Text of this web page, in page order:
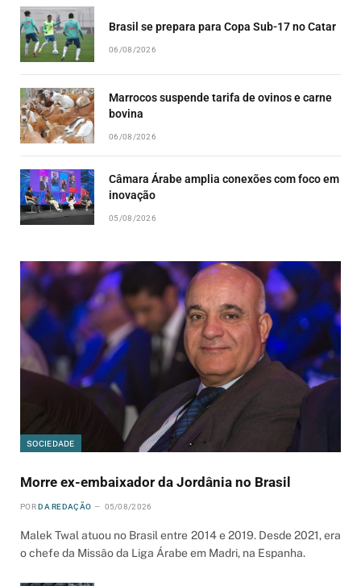
Brasil se prepara para Copa Sub-17 no Catar
06/08/2026
Marrocos suspende tarifa de ovinos e carne
bovina
06/08/2026
Câmara Árabe amplia conexões com foco em
inovação
05/08/2026
SOCIEDADE
Morre ex-embaixador da Jordânia no Brasil
POR DA REDAÇÃO 05/08/2026
Malek Twal atuou no Brasil entre 2014 e 2019. Desde 2021, era
o chefe da Missão da Liga Árabe em Madri, na Espanha.